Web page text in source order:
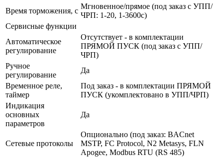
Время торможения, с
Мгновенное/прямое (под заказ с УПП/
ЧРП: 1-20, 1-3600с)
Сервисные функции
Автоматическое
регулирование
Отсутствует - в комплектации
ПРЯМОЙ ПУСК (под заказ с УПП/
ЧРП)
Ручное
регулирование
Да
Временное реле,
таймер
Под заказ - в комплектации ПРЯМОЙ
ПУСК (укомплектовано в УПП/ЧРП)
Индикация
основных
параметров
Да
Сетевые протоколы
Опционально (под заказ: BACnet
MSTP, FC Protocol, N2 Metasys, FLN
Apogee, Modbus RTU (RS 485)